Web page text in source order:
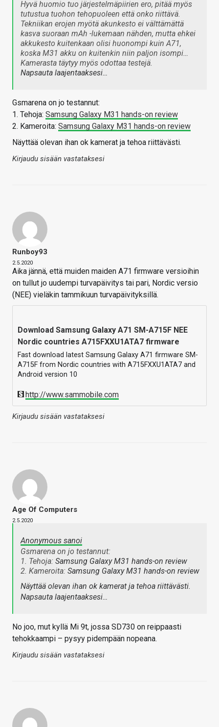
Hyvä huomio tuo järjestelmäpiirien ero, pitää myös
tutustua tuohon tehopuoleen että onko riittävä.
Tekniikan erojen myötä akunkesto ei välttämättä
kasva suoraan mAh -lukemaan nähden, mutta ehkei
akkukesto kuitenkaan olisi huonompi kuin A71,
koska M31 akku on kuitenkin niin paljon isompi…
Kamerasta täytyy myös odottaa testejä.
Napsauta laajentaaksesi…
Gsmarena on jo testannut:
1. Tehoja: Samsung Galaxy M31 hands-on review
2. Kameroita: Samsung Galaxy M31 hands-on review
Näyttää olevan ihan ok kamerat ja tehoa riittävästi.
Kirjaudu sisään vastataksesi
Runboy93
2.5.2020
Aika jännä, että muiden maiden A71 firmware versioihin
on tullut jo uudempi turvapäivitys tai pari, Nordic versio
(NEE) vieläkin tammikuun turvapäivityksillä.
Download Samsung Galaxy A71 SM-A715F NEE
Nordic countries A715FXXU1ATA7 firmware
Fast download latest Samsung Galaxy A71 firmware SM-
A715F from Nordic countries with A715FXXU1ATA7 and
Android version 10
http://www.sammobile.com
Kirjaudu sisään vastataksesi
Age Of Computers
2.5.2020
Anonymous sanoi
Gsmarena on jo testannut:
1. Tehoja: Samsung Galaxy M31 hands-on review
2. Kameroita: Samsung Galaxy M31 hands-on review
Näyttää olevan ihan ok kamerat ja tehoa riittävästi.
Napsauta laajentaaksesi…
No joo, mut kyllä Mi 9t, jossa SD730 on reippaasti
tehokkaampi – pysyy pidempään nopeana.
Kirjaudu sisään vastataksesi